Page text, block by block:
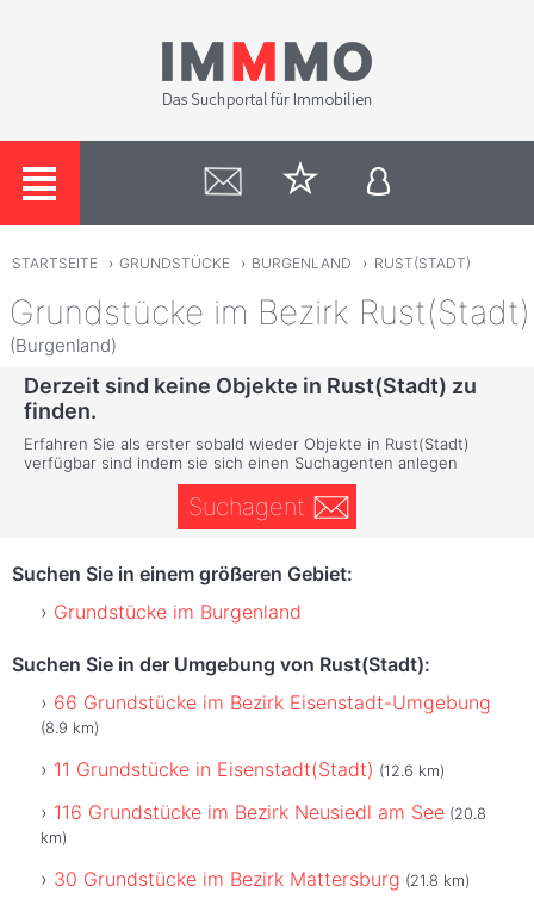
STARTSEITE › GRUNDSTÜCKE › BURGENLAND › RUST(STADT)
Grundstücke im Bezirk Rust(Stadt)
(Burgenland)
Derzeit sind keine Objekte in Rust(Stadt) zu
finden.
Erfahren Sie als erster sobald wieder Objekte in Rust(Stadt)
verfügbar sind indem sie sich einen Suchagenten anlegen
Suchagent
Suchen Sie in einem größeren Gebiet:
Grundstücke im Burgenland
Suchen Sie in der Umgebung von Rust(Stadt):
66 Grundstücke im Bezirk Eisenstadt-Umgebung
(8.9 km)
11 Grundstücke in Eisenstadt(Stadt) (12.6 km)
116 Grundstücke im Bezirk Neusiedl am See (20.8
km)
30 Grundstücke im Bezirk Mattersburg (21.8 km)